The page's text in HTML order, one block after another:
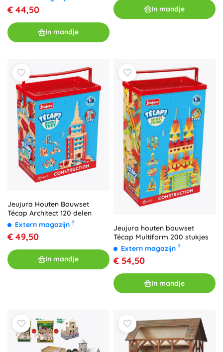
€ 44,50
In mandje
In mandje
Jeujura Houten Bouwset
Técap Architect 120 delen
Extern magazijn ?
€ 49,50
In mandje
Jeujura houten bouwset
Técap Multiform 200 stukjes
Extern magazijn ?
€ 54,50
In mandje